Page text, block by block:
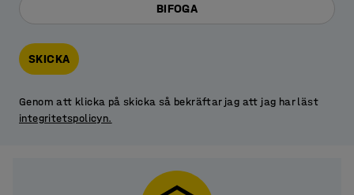
BIFOGA
SKICKA
Genom att klicka på skicka så bekräftar jag att jag har läst
integritetspolicyn.